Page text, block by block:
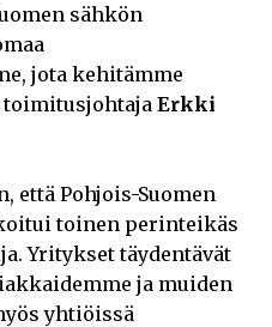
sähkön
jota kehitämme
Erkki
että Pohjois-Suomen
toinen perinteikäs
Yritykset täydentävät
ja muiden
yhtiöissä